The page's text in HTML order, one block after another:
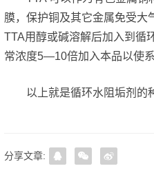
膜，保护铜及其它金属免受大
TTA用醇或碱溶解后加入到循
常浓度5—10倍加入本品以使系
以上就是循环水阻垢剂的
分享文章: